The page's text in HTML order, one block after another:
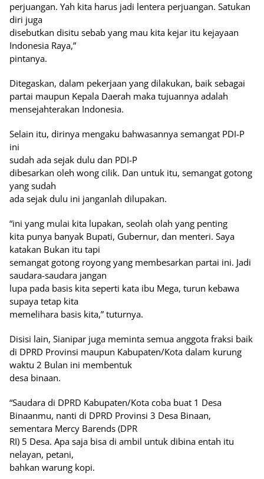
perjuangan. Yah kita harus jadi lentera perjuangan. Satukan
diri juga
disebutkan disitu sebab yang mau kita kejar itu kejayaan
Indonesia Raya,”
pintanya.
Ditegaskan, dalam pekerjaan yang dilakukan, baik sebagai
partai maupun Kepala Daerah maka tujuannya adalah
mensejahterakan Indonesia.
Selain itu, dirinya mengaku bahwasannya semangat PDI-P
ini
sudah ada sejak dulu dan PDI-P
dibesarkan oleh wong cilik. Dan untuk itu, semangat gotong
yang sudah
ada sejak dulu ini janganlah dilupakan.
“ini yang mulai kita lupakan, seolah olah yang penting
kita punya banyak Bupati, Gubernur, dan menteri. Saya
katakan Bukan itu tapi
semangat gotong royong yang membesarkan partai ini. Jadi
saudara-saudara jangan
lupa pada basis kita seperti kata ibu Mega, turun kebawa
supaya tetap kita
memelihara basis kita,” tuturnya.
Disisi lain, Sianipar juga meminta semua anggota fraksi baik
di DPRD Provinsi maupun Kabupaten/Kota dalam kurung
waktu 2 Bulan ini membentuk
desa binaan.
“Saudara di DPRD Kabupaten/Kota coba buat 1 Desa
Binaanmu, nanti di DPRD Provinsi 3 Desa Binaan,
sementara Mercy Barends (DPR
RI) 5 Desa. Apa saja bisa di ambil untuk dibina entah itu
nelayan, petani,
bahkan warung kopi.